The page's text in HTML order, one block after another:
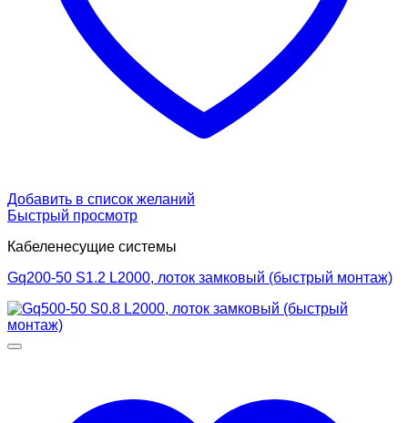
Добавить в список желаний
Быстрый просмотр
Кабеленесущие системы
Gq200-50 S1.2 L2000, лоток замковый (быстрый монтаж)